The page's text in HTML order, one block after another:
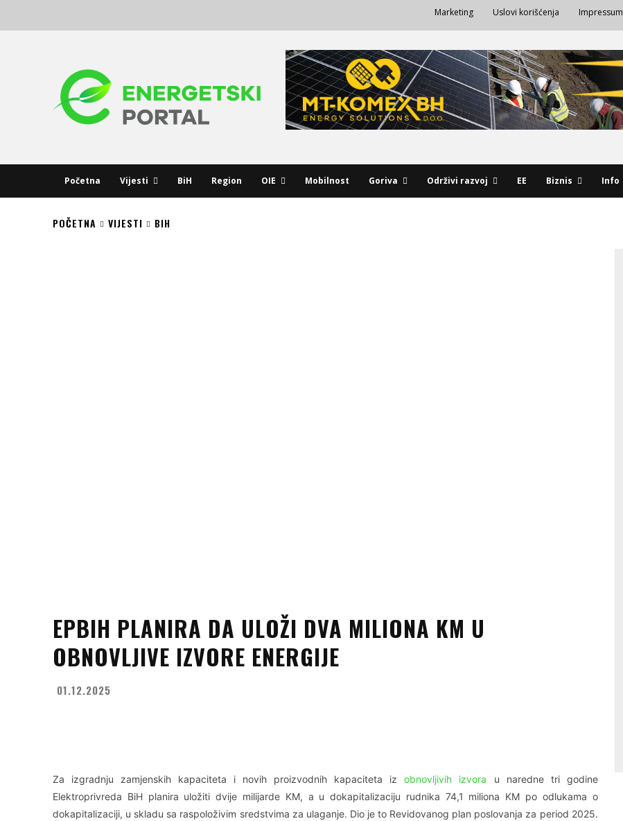
Marketing Uslovi korišćenja Impressum
Početna Vijesti BiH Region OIE Mobilnost Goriva Održivi razvoj EE Biznis Info
POČETNA VIJESTI BIH
EPBIH PLANIRA DA ULOŽI DVA MILIONA KM U
OBNOVLJIVE IZVORE ENERGIJE
01.12.2025
Za izgradnju zamjenskih kapaciteta i novih proizvodnih kapaciteta izobnovljivih izvora u naredne tri godine
Elektroprivreda BiH planira uložiti dvije milijarde KM, a u dokapitalizaciju rudnika 74,1 miliona KM po odlukama o
dokapitalizaciji, u skladu sa raspoloživim sredstvima za ulaganje. Dio je to Revidovanog plan poslovanja za period 2025.